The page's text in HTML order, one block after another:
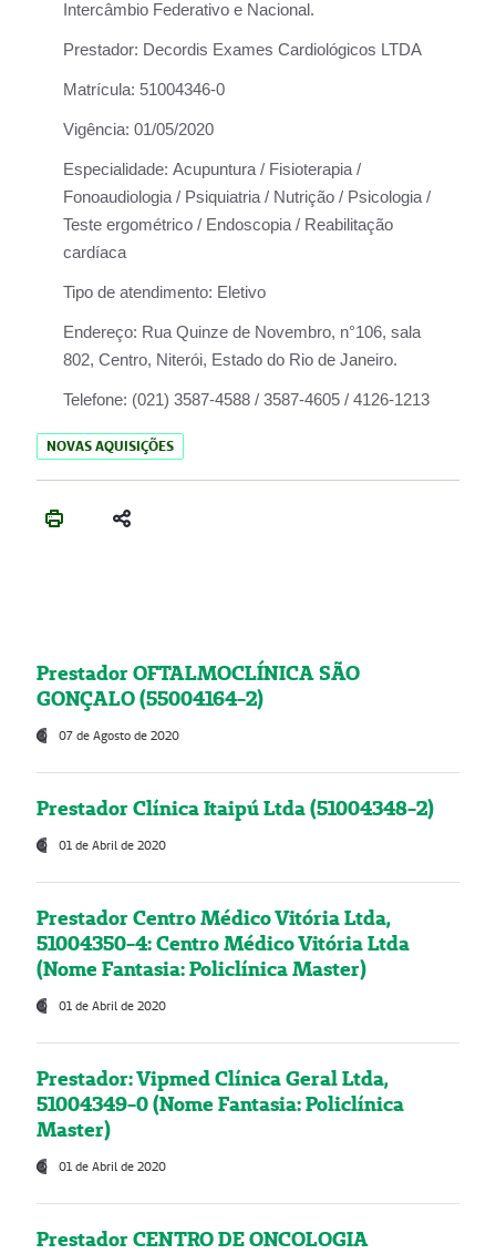
Intercâmbio Federativo e Nacional.
Prestador: Decordis Exames Cardiológicos LTDA
Matrícula: 51004346-0
Vigência: 01/05/2020
Especialidade: Acupuntura / Fisioterapia /
Fonoaudiologia / Psiquiatria / Nutrição / Psicologia /
Teste ergométrico / Endoscopia / Reabilitação
cardíaca
Tipo de atendimento: Eletivo
Endereço: Rua Quinze de Novembro, n°106, sala
802, Centro, Niterói, Estado do Rio de Janeiro.
Telefone: (021) 3587-4588 / 3587-4605 / 4126-1213
NOVAS AQUISIÇÕES
Prestador OFTALMOCLÍNICA SÃO
GONÇALO (55004164-2)
07 de Agosto de 2020
Prestador Clínica Itaipú Ltda (51004348-2)
01 de Abril de 2020
Prestador Centro Médico Vitória Ltda,
51004350-4: Centro Médico Vitória Ltda
(Nome Fantasia: Policlínica Master)
01 de Abril de 2020
Prestador: Vipmed Clínica Geral Ltda,
51004349-0 (Nome Fantasia: Policlínica
Master)
01 de Abril de 2020
Prestador CENTRO DE ONCOLOGIA